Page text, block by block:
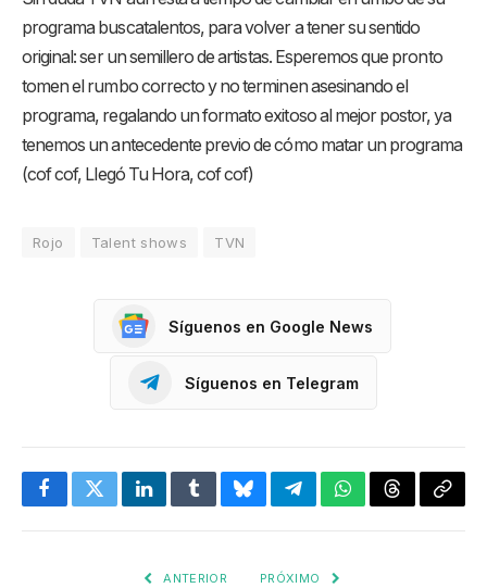
programa buscatalentos, para volver a tener su sentido
original: ser un semillero de artistas. Esperemos que pronto
tomen el rumbo correcto y no terminen asesinando el
programa, regalando un formato exitoso al mejor postor, ya
tenemos un antecedente previo de cómo matar un programa
(cof cof, Llegó Tu Hora, cof cof)
Rojo Talent shows TVN
Síguenos en Google News
Síguenos en Telegram
FacebookTwitterLinkedInTumblrBlueskyTelegramWhatsApp
Threads
ANTERIOR PRÓXIMO